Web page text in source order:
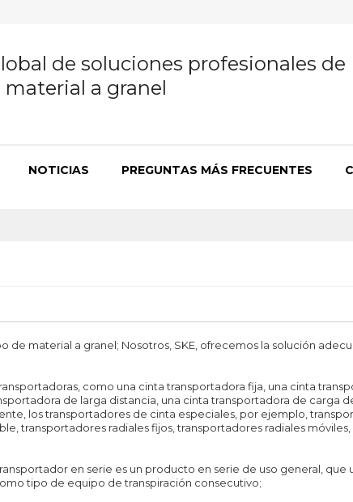
de soluciones profesionales de
a granel
NOTICIAS PREGUNTAS MÁS FRECUENTES
material a granel; Nosotros, SKE, ofrecemos la solución
como una cinta transportadora fija, una cinta
de larga distancia, una cinta transportadora de carga
los transportadores de cinta especiales, por ejemplo,
transportadores radiales fijos, transportadores radiales
en serie es un producto en serie de uso general, que
tipo de equipo de transpiración consecutivo;